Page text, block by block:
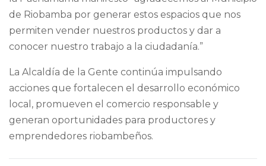
de Riobamba por generar estos espacios que nos
permiten vender nuestros productos y dar a
conocer nuestro trabajo a la ciudadanía.”
La Alcaldía de la Gente continúa impulsando
acciones que fortalecen el desarrollo económico
local, promueven el comercio responsable y
generan oportunidades para productores y
emprendedores riobambeños.